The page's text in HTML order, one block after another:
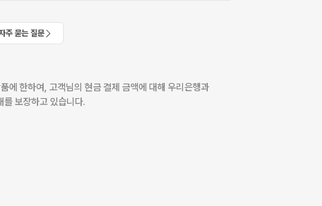
주 묻는 질문
에 한하여, 고객님의 현금 결제 금액에 대해 우리은행과
보장하고 있습니다.